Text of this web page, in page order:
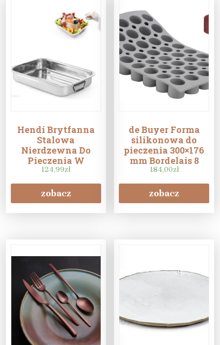
Hendi Brytfanna
Stalowa
Nierdzewna Do
Pieczenia W
Piekarniku
430X310X60Mm
508527
124,99zł
zobacz
de Buyer Forma
silikonowa do
pieczenia 300×176
mm Bordelais 8
otworów
184,00zł
zobacz